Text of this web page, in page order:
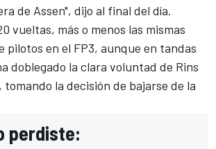
de Assen", dijo al final del día.
vueltas, más o menos las mismas
pilotos en el FP3, aunque en tandas
doblegado la clara voluntad de Rins
tomando la decisión de bajarse de la
perdiste: